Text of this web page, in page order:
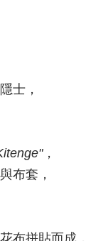
士，
，
布套，
布拼貼而成，